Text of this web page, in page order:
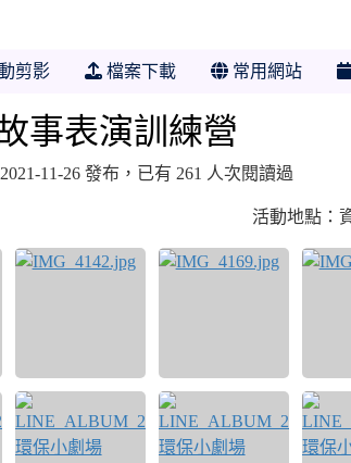
人文．舞鶴康
剪影 檔案下載 常用網站
事表演訓練營
11-26 發布，已有 261 人次閱讀過
活動地點：